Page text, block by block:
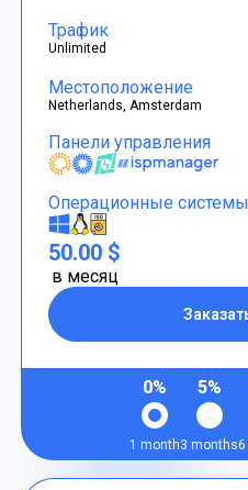
Трафик
Unlimited
Местоположение
Netherlands, Amsterdam
Панели управления
Операционные системы
50.00 $
в месяц
0%
1 month
5%
3 months